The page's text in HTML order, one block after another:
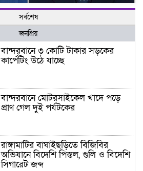
সর্বশেষ
জনপ্রিয়
বান্দরবানে ৩ কোটি টাকার সড়কের
কার্পেটিং উঠে যাচ্ছে
বান্দরবানে মোটরসাইকেল খাদে পড়ে
প্রাণ গেল দুই পর্যটকের
রাঙ্গামাটির বাঘাইছড়িতে বিজিবির
অভিযানে বিদেশি পিস্তল, গুলি ও বিদেশি
সিগারেট জব্দ